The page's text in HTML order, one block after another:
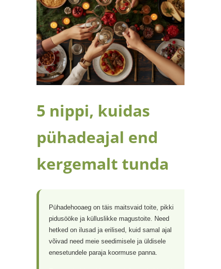
5 nippi, kuidas
pühadeajal end
kergemalt tunda
Pühadehooaeg on täis maitsvaid toite, pikki
pidusööke ja külluslikke magustoite. Need
hetked on ilusad ja erilised, kuid samal ajal
võivad need meie seedimisele ja üldisele
enesetundele paraja koormuse panna.